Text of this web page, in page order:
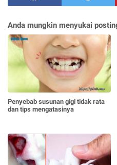
Anda mungkin menyukai
Penyebab susunan gigi tidak rata
dan tips mengatasinya